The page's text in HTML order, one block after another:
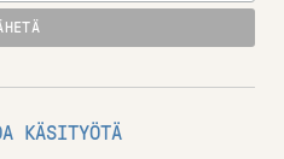
KÄSITYÖTÄ